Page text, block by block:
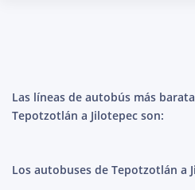
Las líneas de autobús más
Tepotzotlán a Jilotepec son:
Los autobuses de Tepotzotlán a